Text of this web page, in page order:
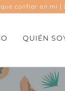
confiar en mi |
QUIÉN